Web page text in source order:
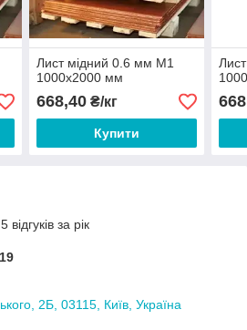
Лист мідний 0.6 мм М1
1000х2000 мм
668,40₴/кг
Купити
за рік
2Б, 03115, Київ, Україна